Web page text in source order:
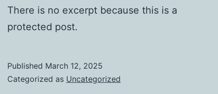
There is no excerpt because this is a
protected post.
Published March 12, 2025
Categorized as Uncategorized